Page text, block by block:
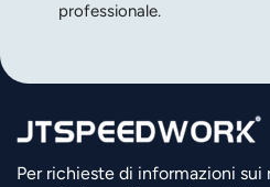
professionale.
Per richieste di informazioni